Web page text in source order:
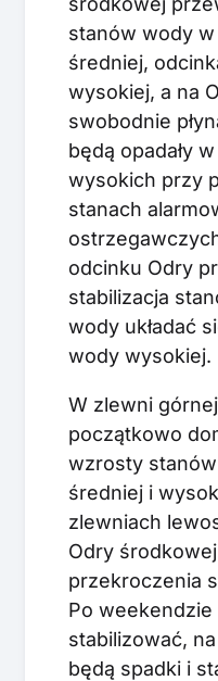
stanów wody
średniej,
wysokiej, a na
swobodnie
będą opadały
wysokich przy
stanach
odcinku Odry
stabilizacja
wody układać
wody wysokiej.
W zlewni
początkowo
wzrosty
średniej i
zlewniach
Odry
przekroczenia
Po
stabilizować,
będą spadki i